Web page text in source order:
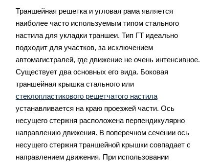
Траншейная решетка и угловая рама является
наиболее часто используемым типом стального
настила для укладки траншеи. Тип ГТ идеально
подходит для участков, за исключением
автомагистралей, где движение не очень интенсивное.
Существует два основных его вида. Боковая
траншейная крышка стального или
стеклопластикового решетчатого настила
устанавливается на краю проезжей части. Ось
несущего стержня расположена перпендикулярно
направлению движения. В поперечном сечении ось
несущего стержня траншейной крышки совпадает с
направлением движения. При использовании